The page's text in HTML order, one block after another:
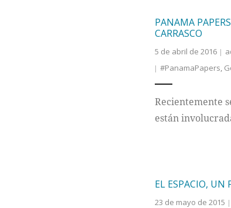
PANAMA
CARRASCO
5 de abril de 2016
#PanamaPapers,
Recientemente
están
EL ESPACIO, UN
23 de mayo de 2015